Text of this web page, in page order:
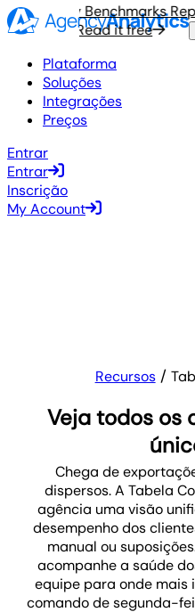
Agency Benchmarks
Read it free
Plataforma
Soluções
Integrações
Preços
Entrar
Entrar
Inscrição
My Account
Recursos
Veja todos os
Chega de
dispersos. A Tabela
agência uma visão
desempenho dos
manual ou
acompanhe a saúde
equipe para onde mais
comando de segunda-